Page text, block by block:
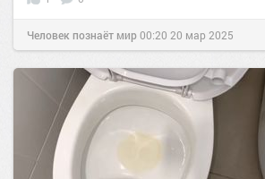
Человек познаёт мир00:20 20 мар 2025